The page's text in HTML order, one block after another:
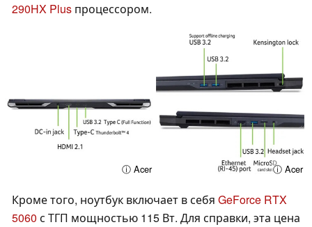
290HX Plus процессором.
ⓘ Acer ⓘ Acer
Кроме того, ноутбук включает в себя GeForce RTX
5060 с ТГП мощностью 115 Вт. Для справки, эта цена